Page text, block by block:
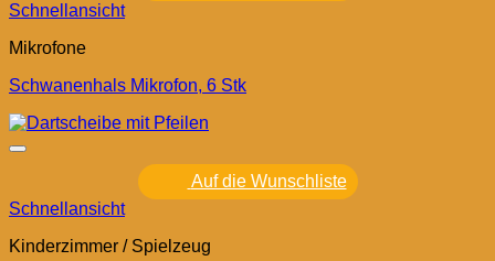
Schnellansicht
Mikrofone
Schwanenhals Mikrofon, 6 Stk
Auf die Wunschliste
Schnellansicht
Kinderzimmer / Spielzeug